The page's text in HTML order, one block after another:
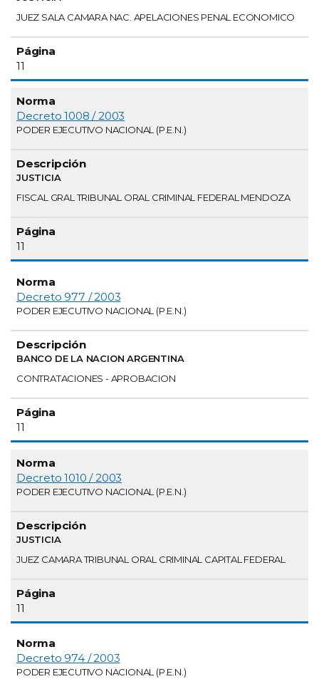
JUEZ SALA CAMARA NAC. APELACIONES PENAL ECONOMICO
11
Decreto 1008 / 2003
PODER EJECUTIVO NACIONAL (P.E.N.)
JUSTICIA
FISCAL GRAL TRIBUNAL ORAL CRIMINAL FEDERAL MENDOZA
11
Decreto 977 / 2003
PODER EJECUTIVO NACIONAL (P.E.N.)
BANCO DE LA NACION ARGENTINA
CONTRATACIONES - APROBACION
11
Decreto 1010 / 2003
PODER EJECUTIVO NACIONAL (P.E.N.)
JUSTICIA
JUEZ CAMARA TRIBUNAL ORAL CRIMINAL CAPITAL FEDERAL
11
Decreto 974 / 2003
PODER EJECUTIVO NACIONAL (P.E.N.)